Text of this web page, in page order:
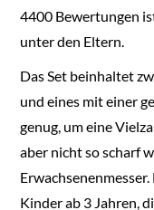
4400 Bewertungen
unter den Eltern.
Das Set beinhaltet
und eines mit einer
genug, um eine
aber nicht so scharf
Kinder ab 3 Jahren,